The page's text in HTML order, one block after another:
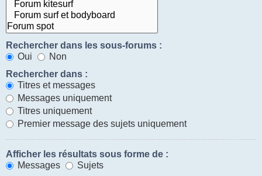
Rechercher dans les sous-forums :
Oui
Non
Rechercher dans :
Titres et messages
Messages uniquement
Titres uniquement
Premier message des sujets uniquement
Afficher les résultats sous forme de :
Messages
Sujets